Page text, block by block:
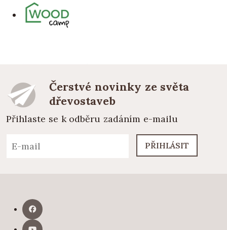
Čerstvé novinky ze světa
dřevostaveb
Přihlaste se k odběru zadáním e-mailu
PŘIHLÁSIT